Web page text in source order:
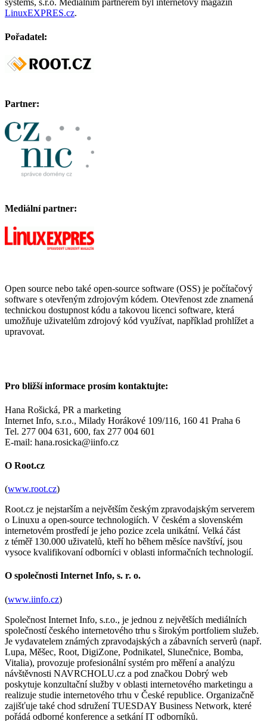
systems, s.r.o. Mediálním partnerem byl internetový magazín
LinuxEXPRES.cz.
Pořadatel:
Partner:
Mediální partner:
Open source nebo také open-source software (OSS) je počítačový
software s otevřeným zdrojovým kódem. Otevřenost zde znamená
technickou dostupnost kódu a takovou licenci software, která
umožňuje uživatelům zdrojový kód využívat, například prohlížet a
upravovat.
Pro bližší informace prosím kontaktujte:
Hana Rošická, PR a marketing
Internet Info, s.r.o., Milady Horákové 109/116, 160 41 Praha 6
Tel. 277 004 631, 600, fax 277 004 601
E-mail: hana.rosicka@iinfo.cz
O Root.cz
(www.root.cz)
Root.cz je nejstarším a největším českým zpravodajským serverem
o Linuxu a open-source technologiích. V českém a slovenském
internetovém prostředí je jeho pozice zcela unikátní. Velká část
z téměř 130.000 uživatelů, kteří ho během měsíce navštíví, jsou
vysoce kvalifikovaní odborníci v oblasti informačních technologií.
O společnosti Internet Info, s. r. o.
(www.iinfo.cz)
Společnost Internet Info, s.r.o., je jednou z největších mediálních
společností českého internetového trhu s širokým portfoliem služeb.
Je vydavatelem známých zpravodajských a zábavních serverů (např.
Lupa, Měšec, Root, DigiZone, Podnikatel, Slunečnice, Bomba,
Vitalia), provozuje profesionální systém pro měření a analýzu
návštěvnosti NAVRCHOLU.cz a pod značkou Dobrý web
poskytuje konzultační služby v oblasti internetového marketingu a
realizuje studie internetového trhu v České republice. Organizačně
zajišťuje také chod sdružení TUESDAY Business Network, které
pořádá odborné konference a setkání IT odborníků.